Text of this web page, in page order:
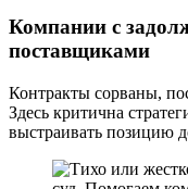
Компании с
поставщиками
Контракты сорваны,
Здесь критична
выстраивать позицию